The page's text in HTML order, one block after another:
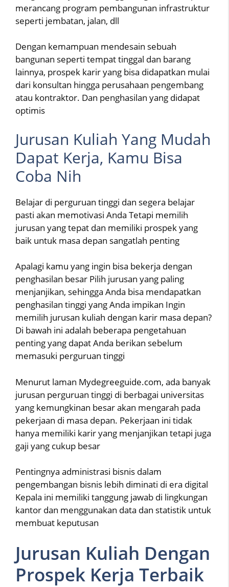
merancang program pembangunan infrastruktur
seperti jembatan, jalan, dll
Dengan kemampuan mendesain sebuah
bangunan seperti tempat tinggal dan barang
lainnya, prospek karir yang bisa didapatkan mulai
dari konsultan hingga perusahaan pengembang
atau kontraktor. Dan penghasilan yang didapat
optimis
Jurusan Kuliah Yang Mudah
Dapat Kerja, Kamu Bisa
Coba Nih
Belajar di perguruan tinggi dan segera belajar
pasti akan memotivasi Anda Tetapi memilih
jurusan yang tepat dan memiliki prospek yang
baik untuk masa depan sangatlah penting
Apalagi kamu yang ingin bisa bekerja dengan
penghasilan besar Pilih jurusan yang paling
menjanjikan, sehingga Anda bisa mendapatkan
penghasilan tinggi yang Anda impikan Ingin
memilih jurusan kuliah dengan karir masa depan?
Di bawah ini adalah beberapa pengetahuan
penting yang dapat Anda berikan sebelum
memasuki perguruan tinggi
Menurut laman Mydegreeguide.com, ada banyak
jurusan perguruan tinggi di berbagai universitas
yang kemungkinan besar akan mengarah pada
pekerjaan di masa depan. Pekerjaan ini tidak
hanya memiliki karir yang menjanjikan tetapi juga
gaji yang cukup besar
Pentingnya administrasi bisnis dalam
pengembangan bisnis lebih diminati di era digital
Kepala ini memiliki tanggung jawab di lingkungan
kantor dan menggunakan data dan statistik untuk
membuat keputusan
Jurusan Kuliah Dengan
Prospek Kerja Terbaik